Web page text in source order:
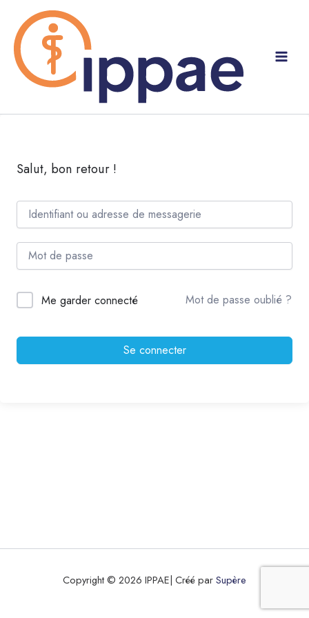
contenu
Salut, bon retour !
Me garder connecté Mot de passe oublié ?
Se connecter
Copyright © 2026 IPPAE| Créé parSupère